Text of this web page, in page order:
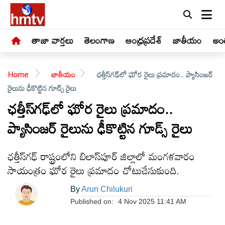
తాజా వార్తలు తెలంగాణ ఆంధ్రప్రదేశ్ జాతీయం
LIVE
తాజా
వార్తలు
తెలంగాణ
Home జాతీయం
ఛత్తీస్‌గఢ్‌లో ఘోర రైలు ప్రమాదం.. ప్యాసింజర్‌
రైలును ఢీకొట్టిన గూడ్స్‌ రైలు
ఛత్తీస్‌గఢ్‌లో ఘోర రైలు ప్రమాదం..
ప్యాసింజర్‌ రైలును ఢీకొట్టిన గూడ్స్‌ రైలు
ఛత్తీస్‌గఢ్‌ రాష్ట్రంలోని బిలాస్‌పూర్ జిల్లాలో మంగళవారం
సాయంత్రం ఘోర రైలు ప్రమాదం చోటుచేసుకుంది.
ByArun Chilukuri
Published on: 4 Nov 2025 11:41 AM